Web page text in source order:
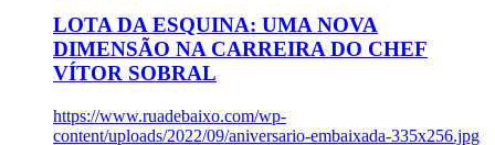
LOTA DA ESQUINA: UMA NOVA
DIMENSÃO NA CARREIRA DO CHEF
VÍTOR SOBRAL
https://www.ruadebaixo.com/wp-
content/uploads/2022/09/aniversario-embaixada-335x256.jpg